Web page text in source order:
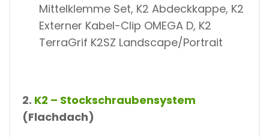
Mittelklemme Set, K2 Abdeckkappe, K2
Externer Kabel-Clip OMEGA D, K2
TerraGrif K2SZ Landscape/Portrait
2. K2 – Stockschraubensystem
(Flachdach)